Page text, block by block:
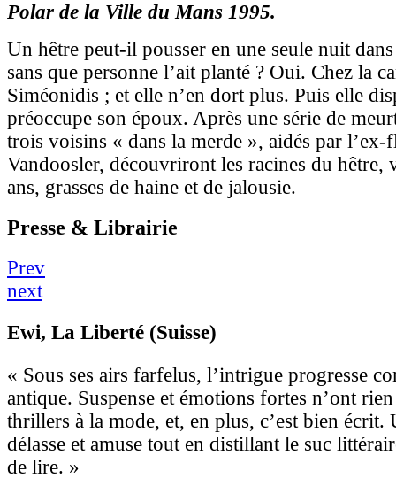
Polar de la Ville du Mans 1995.
Un hêtre peut-il pousser en une seule nuit
sans que personne l’ait planté ? Oui. Chez la
Siméonidis ; et elle n’en dort plus. Puis elle
préoccupe son époux. Après une série de
trois voisins « dans la merde », aidés par
Vandoosler, découvriront les racines du hêtre,
ans, grasses de haine et de jalousie.
Presse & Librairie
Prev
next
Ewi, La Liberté (Suisse)
« Sous ses airs farfelus, l’intrigue progresse
antique. Suspense et émotions fortes n’ont
thrillers à la mode, et, en plus, c’est bien écrit.
délasse et amuse tout en distillant le suc
de lire. »